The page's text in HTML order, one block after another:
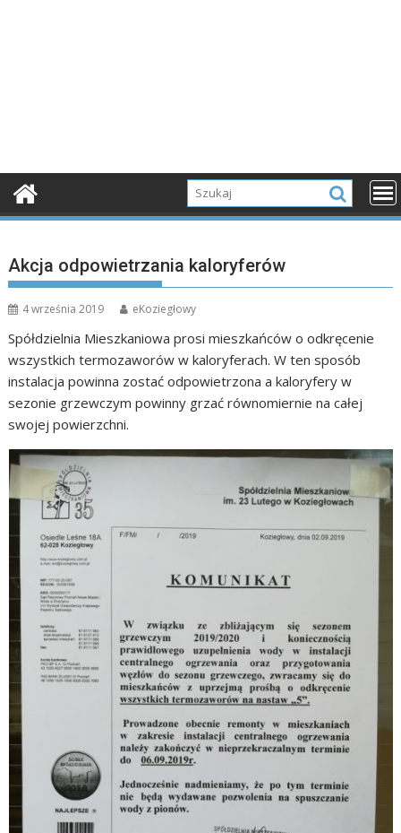
Akcja odpowietrzania kaloryferów
4 września 2019 eKoziegłowy
Spółdzielnia Mieszkaniowa prosi mieszkańców o odkręcenie
wszystkich termozaworów w kaloryferach. W ten sposób
instalacja powinna zostać odpowietrzona a kaloryfery w
sezonie grzewczym powinny grzać równomiernie na całej
swojej powierzchni.